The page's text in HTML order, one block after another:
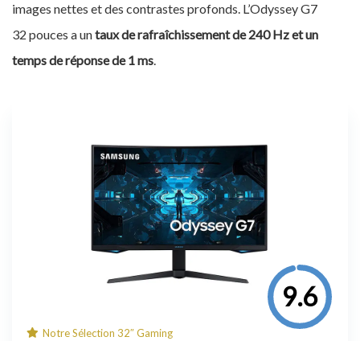
images nettes et des contrastes profonds. L’Odyssey G7
32 pouces a untaux de rafraîchissement de 240 Hz et un
temps de réponse de 1 ms.
9.6
Notre Sélection 32″ Gaming